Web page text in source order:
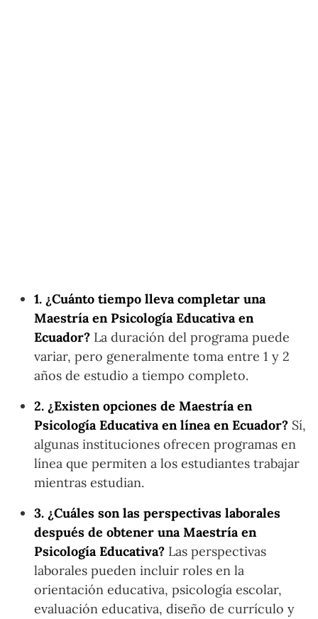
1. ¿Cuánto tiempo lleva completar una
Maestría en Psicología Educativa en
Ecuador? La duración del programa puede
variar, pero generalmente toma entre 1 y 2
años de estudio a tiempo completo.
2. ¿Existen opciones de Maestría en
Psicología Educativa en línea en Ecuador? Sí,
algunas instituciones ofrecen programas en
línea que permiten a los estudiantes trabajar
mientras estudian.
3. ¿Cuáles son las perspectivas laborales
después de obtener una Maestría en
Psicología Educativa? Las perspectivas
laborales pueden incluir roles en la
orientación educativa, psicología escolar,
evaluación educativa, diseño de currículo y